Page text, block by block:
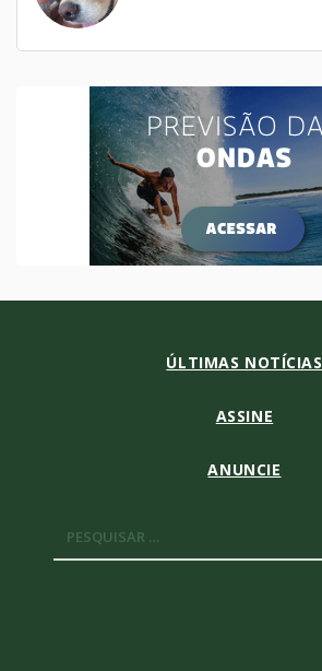
ÚLTIMAS NOTÍCIAS
ASSINE
ANUNCIE